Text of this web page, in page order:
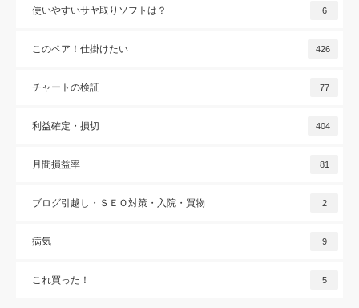
使いやすいサヤ取りソフトは？ 6
このペア！仕掛けたい 426
チャートの検証 77
利益確定・損切 404
月間損益率 81
ブログ引越し・ＳＥＯ対策・入院・買物 2
病気 9
これ買った！ 5